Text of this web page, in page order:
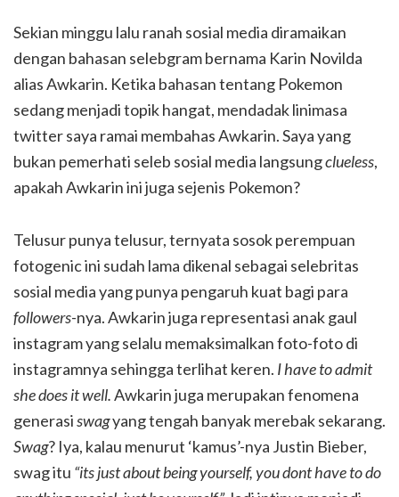
Sekian minggu lalu ranah sosial media diramaikan
dengan bahasan selebgram bernama Karin Novilda
alias Awkarin. Ketika bahasan tentang Pokemon
sedang menjadi topik hangat, mendadak linimasa
twitter saya ramai membahas Awkarin. Saya yang
bukan pemerhati seleb sosial media langsungclueless,
apakah Awkarin ini juga sejenis Pokemon?
Telusur punya telusur, ternyata sosok perempuan
fotogenic ini sudah lama dikenal sebagai selebritas
sosial media yang punya pengaruh kuat bagi para
followers-nya. Awkarin juga representasi anak gaul
instagram yang selalu memaksimalkan foto-foto di
instagramnya sehingga terlihat keren. I have to admit
she does it well.Awkarin juga merupakan fenomena
generasiswagyang tengah banyak merebak sekarang.
Swag? Iya, kalau menurut ‘kamus’-nya Justin Bieber,
swag itu “its just about being yourself, you dont have to do